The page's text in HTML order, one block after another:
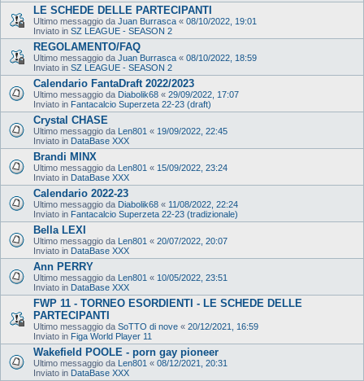
LE SCHEDE DELLE PARTECIPANTI
Ultimo messaggio da Juan Burrasca « 08/10/2022, 19:01
Inviato in SZ LEAGUE - SEASON 2
REGOLAMENTO/FAQ
Ultimo messaggio da Juan Burrasca « 08/10/2022, 18:59
Inviato in SZ LEAGUE - SEASON 2
Calendario FantaDraft 2022/2023
Ultimo messaggio da Diabolik68 « 29/09/2022, 17:07
Inviato in Fantacalcio Superzeta 22-23 (draft)
Crystal CHASE
Ultimo messaggio da Len801 « 19/09/2022, 22:45
Inviato in DataBase XXX
Brandi MINX
Ultimo messaggio da Len801 « 15/09/2022, 23:24
Inviato in DataBase XXX
Calendario 2022-23
Ultimo messaggio da Diabolik68 « 11/08/2022, 22:24
Inviato in Fantacalcio Superzeta 22-23 (tradizionale)
Bella LEXI
Ultimo messaggio da Len801 « 20/07/2022, 20:07
Inviato in DataBase XXX
Ann PERRY
Ultimo messaggio da Len801 « 10/05/2022, 23:51
Inviato in DataBase XXX
FWP 11 - TORNEO ESORDIENTI - LE SCHEDE DELLE
PARTECIPANTI
Ultimo messaggio da SoTTO di nove « 20/12/2021, 16:59
Inviato in Figa World Player 11
Wakefield POOLE - porn gay pioneer
Ultimo messaggio da Len801 « 08/12/2021, 20:31
Inviato in DataBase XXX